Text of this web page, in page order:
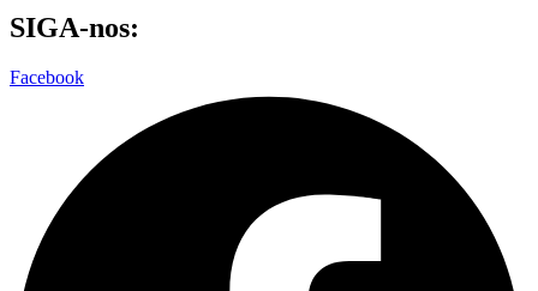
SIGA-nos:
Facebook